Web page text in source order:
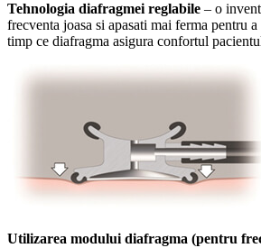
Tehnologia diafragmei reglabile – o
frecventa joasa si apasati mai ferma pentru
timp ce diafragma asigura confortul
Utilizarea modului diafragma (pentru